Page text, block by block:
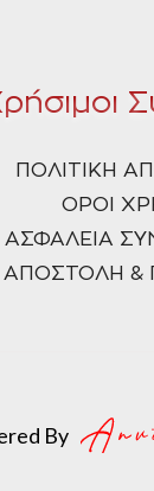
ΠΟΛΙΤΙΚΗ
ΟΡΟΙ
ΑΣΦΑΛΕΙΑ
ΑΠΟΣΤΟΛΗ &
By